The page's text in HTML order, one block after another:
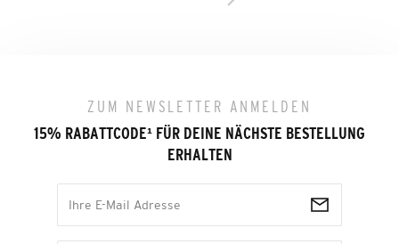
ZUM NEWSLETTER ANMELDEN
15% RABATTCODE¹ FÜR DEINE NÄCHSTE BESTELLUNG
ERHALTEN